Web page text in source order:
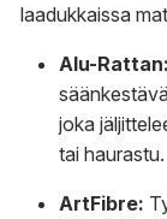
laadukkaissa
Alu-Rattan:
joka
tai haurastu.
ArtFibre: